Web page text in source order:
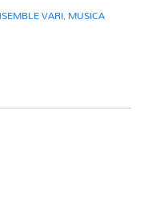
VARI, MUSICA